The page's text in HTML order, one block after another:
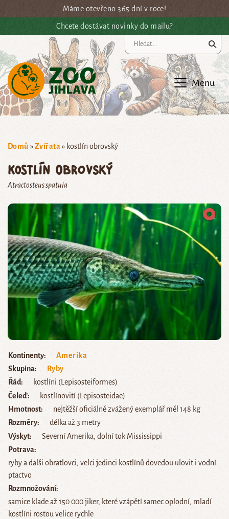
Přejít na hlavní obsahMáme otevřeno 365 dní v roce!
Chcete dostávat novinky do mailu?
Menu
Domů »Zvířata» kostlín obrovský
kostlín obrovský
Atractosteus spatula
Kontinenty
Amerika
Skupina
Ryby
Řád
kostlíni (Lepisosteiformes)
Čeleď
kostlínovití (Lepisosteidae)
Hmotnost
nejtěžší oficiálně zvážený exemplář měl 148 kg
Rozměry
délka až 3 metry
Výskyt
Severní Amerika, dolní tok Mississippi
Potrava
ryby a dalši obratlovci, velci jedinci kostlínů dovedou ulovit i vodní
ptactvo
Rozmnožování
samice klade až 150 000 jiker, které vzápětí samec oplodní, mladí
kostlíni rostou velice rychle